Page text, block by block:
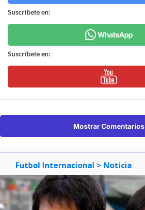
Suscríbete en:
Suscríbete en:
Mostrar Comentarios
Futbol Internacional > Noticia